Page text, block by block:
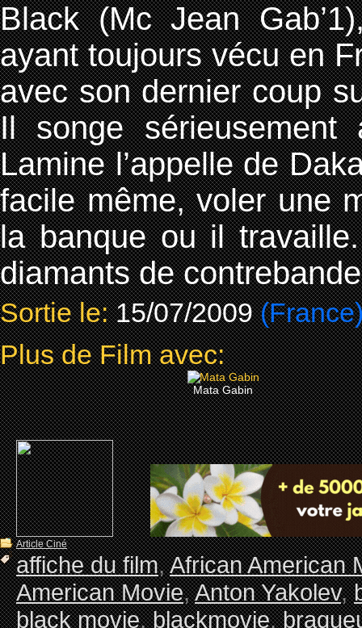
Black (Mc Jean
ayant toujours vécu en
avec son dernier coup
Il songe
Lamine l’appelle de
facile même, voler une
la banque ou il
diamants de
Sortie le: 15/07/2009
Plus de Film avec:
Mata Gabin
Article Ciné
affiche du film,African American
American Movie,Anton Yakolev,
black movie,blackmovie,